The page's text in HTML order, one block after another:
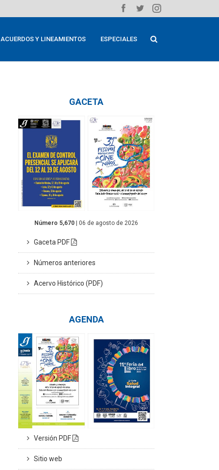
ACUERDOS Y LINEAMIENTOS ESPECIALES
GACETA
Número 5,670 | 06 de agosto de 2026
Gaceta PDF
Números anteriores
Acervo Histórico (PDF)
AGENDA
Versión PDF
Sitio web